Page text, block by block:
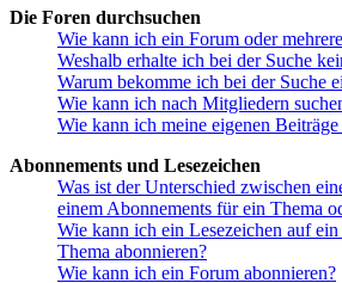
Die Foren durchsuchen
Wie kann ich ein Forum oder
Weshalb erhalte ich bei der Suche
Warum bekomme ich bei der Suche
Wie kann ich nach Mitgliedern
Wie kann ich meine eigenen
Abonnements und Lesezeichen
Was ist der Unterschied zwischen
einem Abonnements für ein Thema
Wie kann ich ein Lesezeichen auf
Thema abonnieren?
Wie kann ich ein Forum abonnieren?